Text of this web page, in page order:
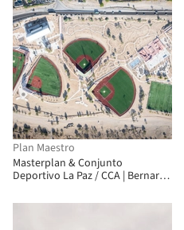
Plan Maestro
Masterplan & Conjunto
Deportivo La Paz / CCA | Bernardo